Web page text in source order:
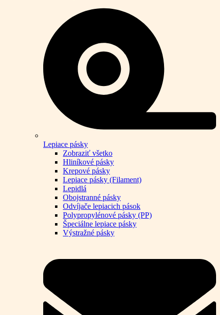
Lepiace pásky
Zobraziť všetko
Hliníkové pásky
Krepové pásky
Lepiace pásky (Filament)
Lepidlá
Obojstranné pásky
Odvíjače lepiacich pások
Polypropylénové pásky (PP)
Špeciálne lepiace pásky
Výstražné pásky